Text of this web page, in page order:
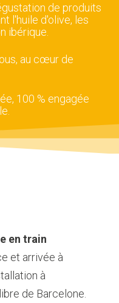
de produits
l'huile d'olive, les
ibérique.
au cœur de
100 % engagée
en train
et arrivée à
à
de Barcelone.